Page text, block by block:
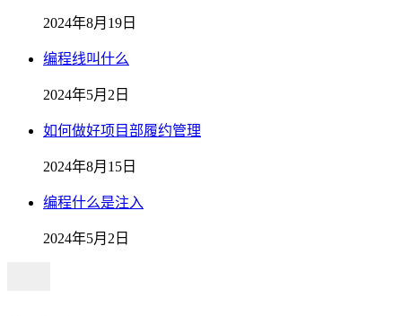
2024年8月19日
编程线叫什么
2024年5月2日
如何做好项目部履约管理
2024年8月15日
编程什么是注入
2024年5月2日